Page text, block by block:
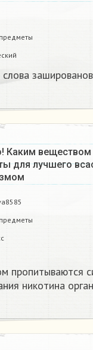
слова зашированов
Каким
для лучшего
пропитываются
никотина